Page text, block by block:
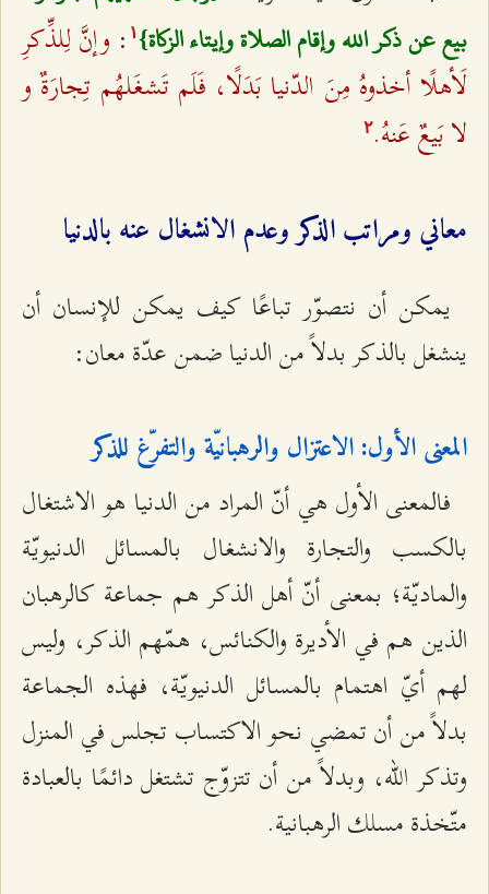
بيع عن ذكر الله وإقام الصلاة وإيتاء الزكاة}۱ : وإنَّ لِلذِّكرِ
لَأهلًا أخذوهُ مِنَ الدّنيا بَدَلًا، فَلَم تَشغَلهُم تِجارَةٌ و
لا بَيعٌ عَنهُ.٢
معاني ومراتب الذكر وعدم الانشغال عنه بالدنيا
يمكن أن نتصوّر تباعًا كيف يمكن للإنسان أن
ينشغل بالذكر بدلاً من الدنيا ضمن عدّة معان:
المعنى الأول: الاعتزال والرهبانيّة والتفرّغ للذكر
فالمعنى الأول هي أنّ المراد من الدنيا هو الاشتغال
بالكسب والتجارة والانشغال بالمسائل الدنيويّة
والماديّة؛ بمعنى أنّ أهل الذكر هم جماعة كالرهبان
الذين هم في الأديرة والكنائس، همّهم الذكر، وليس
لهم أيّ اهتمام بالمسائل الدنيويّة، فهذه الجماعة
بدلاً من أن تمضي نحو الاكتساب تجلس في المنزل
وتذكر الله، وبدلاً من أن تتزوّج تشتغل دائمًا بالعبادة
متّخذة مسلك الرهبانية.